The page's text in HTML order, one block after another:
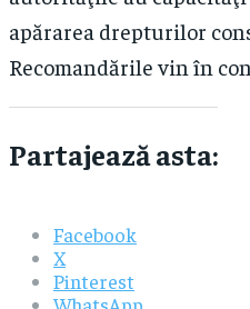
apărarea drepturilor
Recomandările vin în
Partajează asta:
Facebook
X
Pinterest